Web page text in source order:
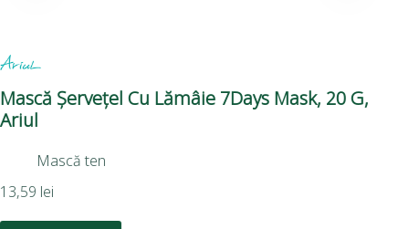
Mască Șervețel Cu Lămâie 7Days Mask, 20 G,
Ariul
Mască ten
13,59 lei